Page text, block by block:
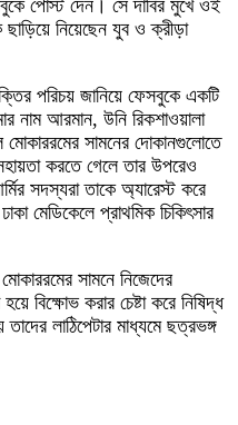
পোস্ট দেন। সে দাবির মুখে ওই
নিয়েছেন যুব ও ক্রীড়া
পরিচয় জানিয়ে ফেসবুকে একটি
নাম আরমান, উনি রিকশাওয়ালা
সামনের দোকানগুলোতে
করতে গেলে তার উপরেও
সদস্যরা তাকে অ্যারেস্ট করে
মেডিকেলে প্রাথমিক চিকিৎসার
সামনে নিজেদের
বিক্ষোভ করার চেষ্টা করে নিষিদ্ধ
লাঠিপেটার মাধ্যমে ছত্রভঙ্গ